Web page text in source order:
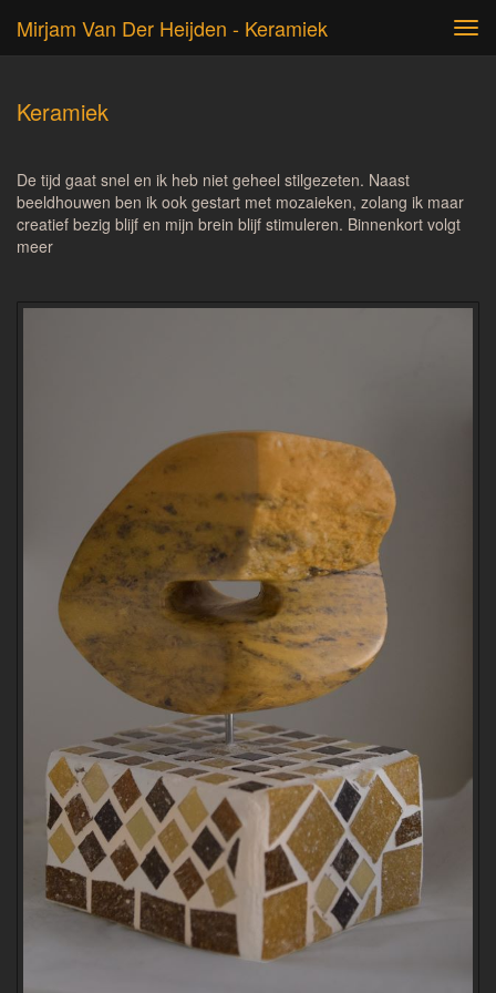
Mirjam Van Der Heijden - Keramiek
Keramiek
De tijd gaat snel en ik heb niet geheel stilgezeten. Naast
beeldhouwen ben ik ook gestart met mozaieken, zolang ik maar
creatief bezig blijf en mijn brein blijf stimuleren. Binnenkort volgt
meer